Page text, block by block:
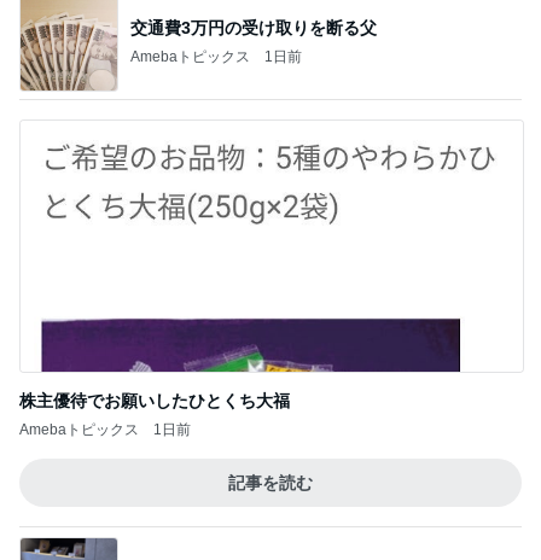
交通費3万円の受け取りを断る父
Amebaトピックス 1日前
株主優待でお願いしたひとくち大福
Amebaトピックス 1日前
記事を読む